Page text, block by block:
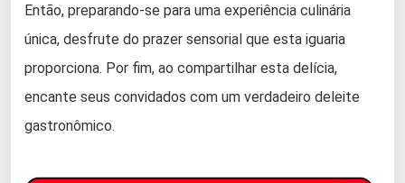
Então, preparando-se para uma experiência culinária
única, desfrute do prazer sensorial que esta iguaria
proporciona. Por fim, ao compartilhar esta delícia,
encante seus convidados com um verdadeiro deleite
gastronômico.